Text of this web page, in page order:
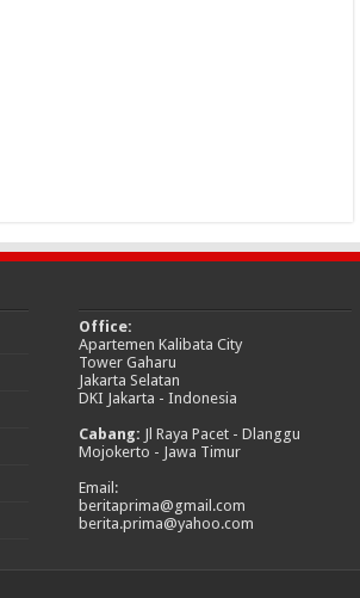
Office:
Apartemen Kalibata City
Tower Gaharu
Jakarta Selatan
DKI Jakarta - Indonesia
Cabang: Jl Raya Pacet - Dlanggu
Mojokerto - Jawa Timur
Email:
beritaprima@gmail.com
berita.prima@yahoo.com